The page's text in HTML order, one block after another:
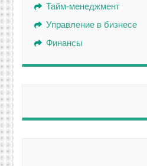
Тайм-менеджмент
Управление в бизнесе
Финансы